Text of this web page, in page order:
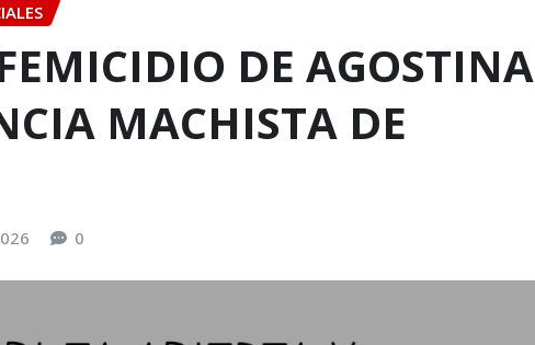
DE AGOSTINA
MACHISTA DE
0